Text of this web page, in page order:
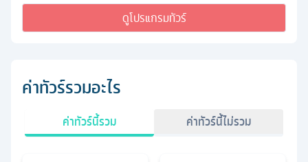
ดูโปรแกรมทัวร์
ค่าทัวร์รวมอะไร
ค่าทัวร์นี้รวม ค่าทัวร์นี้ไม่รวม